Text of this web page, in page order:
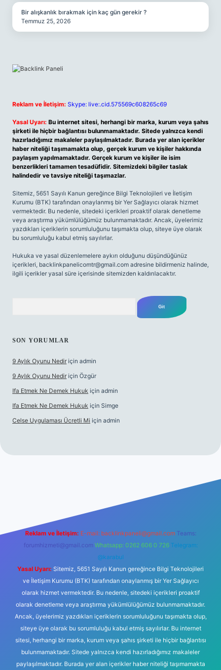
Bir alışkanlık bırakmak için kaç gün gerekir ?
Temmuz 25, 2026
Reklam ve İletişim: Skype: live:.cid.575569c608265c69
Yasal Uyarı: Bu internet sitesi, herhangi bir marka, kurum veya şahıs
şirketi ile hiçbir bağlantısı bulunmamaktadır. Sitede yalnızca kendi
hazırladığımız makaleler paylaşılmaktadır. Burada yer alan içerikler
haber niteliği taşımamakta olup, gerçek kurum ve kişiler hakkında
paylaşım yapılmamaktadır. Gerçek kurum ve kişiler ile isim
benzerlikleri tamamen tesadüfidir. Sitemizdeki bilgiler taslak
halindedir ve tavsiye niteliği taşımazlar.
Sitemiz, 5651 Sayılı Kanun gereğince Bilgi Teknolojileri ve İletişim
Kurumu (BTK) tarafından onaylanmış bir Yer Sağlayıcı olarak hizmet
vermektedir. Bu nedenle, sitedeki içerikleri proaktif olarak denetleme
veya araştırma yükümlülüğümüz bulunmamaktadır. Ancak, üyelerimiz
yazdıkları içeriklerin sorumluluğunu taşımakta olup, siteye üye olarak
bu sorumluluğu kabul etmiş sayılırlar.
Hukuka ve yasal düzenlemelere aykırı olduğunu düşündüğünüz
içerikleri, backlinkpanelicomtr@gmail.com adresine bildirmeniz halinde,
ilgili içerikler yasal süre içerisinde sitemizden kaldırılacaktır.
SON YORUMLAR
9 Aylık Oyunu Nedir için admin
9 Aylık Oyunu Nedir için Özgür
Ifa Etmek Ne Demek Hukuk için admin
Ifa Etmek Ne Demek Hukuk için Simge
Celse Uygulaması Ücretli Mi için admin
Reklam ve İletişim: E-mail: backlinkpaneli@gmail.com Teams:
forumhizmeti@gmail.com Whatsapp: 0262 606 0 726 Telegram:
@karabul
Yasal Uyarı: Sitemiz, 5651 Sayılı Kanun gereğince Bilgi Teknolojileri
ve İletişim Kurumu (BTK) tarafından onaylanmış bir Yer Sağlayıcı
olarak hizmet vermektedir. Bu nedenle, sitedeki içerikleri proaktif
olarak denetleme veya araştırma yükümlülüğümüz bulunmamaktadır.
Ancak, üyelerimiz yazdıkları içeriklerin sorumluluğunu taşımakta olup,
siteye üye olarak bu sorumluluğu kabul etmiş sayılırlar. Bu internet
sitesi, herhangi bir marka, kurum veya şahıs şirketi ile hiçbir bağlantısı
bulunmamaktadır. Sitede yalnızca kendi hazırladığımız makaleler
paylaşılmaktadır. Burada yer alan içerikler haber niteliği taşımamakta